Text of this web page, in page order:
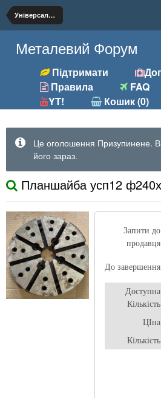
Універсальна
Металевий Форум
Підтримати
Правила
FAQ
YT!
Кошик (0)
Це оголошення Призупинене.
його зараз.
Планшайба усп12
Запити до
продавця
До завершення
Доступна
Кількість
ЦІна
Кількість